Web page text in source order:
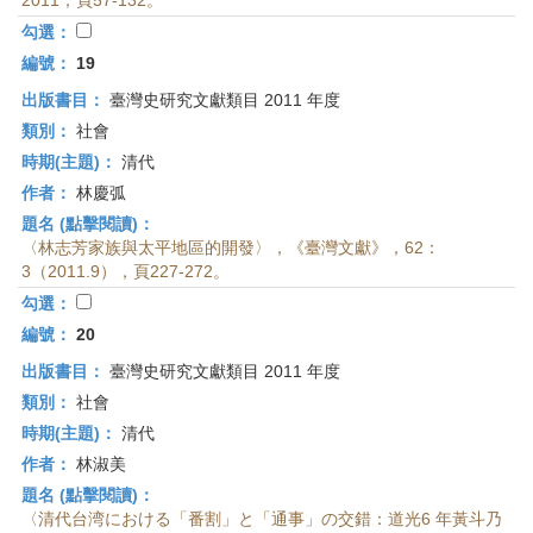
勾選：
編號：
19
出版書目： 臺灣史研究文獻類目 2011 年度
類別： 社會
時期(主題)： 清代
作者： 林慶弧
題名 (點擊閱讀)：
〈林志芳家族與太平地區的開發〉，《臺灣文獻》，62：
3（2011.9），頁227-272。
勾選：
編號： 20
出版書目： 臺灣史研究文獻類目 2011 年度
類別： 社會
時期(主題)： 清代
作者： 林淑美
題名 (點擊閱讀)：
〈清代台湾における「番割」と「通事」の交錯：道光6 年黃斗乃